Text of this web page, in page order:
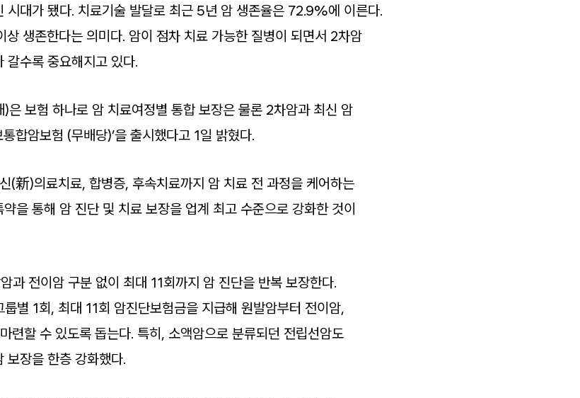
시대가 됐다. 치료기술 발달로 최근 5년 암 생존율은 72.9%에 이른다.
생존한다는 의미다. 암이 점차 치료 가능한 질병이 되면서 2차암
갈수록 중요해지고 있다.
은 보험 하나로 암 치료여정별 통합 보장은 물론 2차암과 최신 암
합암보험 (무배당)’을 출시했다고 1일 밝혔다.
(新)의료치료, 합병증, 후속치료까지 암 치료 전 과정을 케어하는
을 통해 암 진단 및 치료 보장을 업계 최고 수준으로 강화한 것이
과 전이암 구분 없이 최대 11회까지 암 진단을 반복 보장한다.
별 1회, 최대 11회 암진단보험금을 지급해 원발암부터 전이암,
련할 수 있도록 돕는다. 특히, 소액암으로 분류되던 전립선암도
보장을 한층 강화했다.